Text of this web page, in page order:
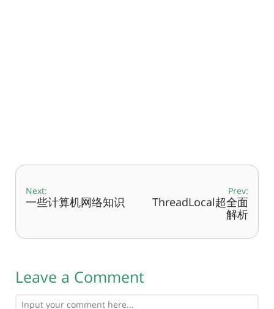
Next:
一些计算机网络知识
Prev:
ThreadLocal超全面
解析
Leave a Comment